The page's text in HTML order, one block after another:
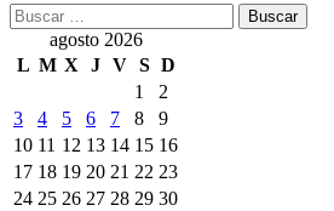
Buscar:
agosto 2026
L M X J V S D
1
2
3
4 5 6 7 8
9
10 11 12 13 14 15 16
17 18 19 20 21 22 23
24 25 26 27 28 29 30